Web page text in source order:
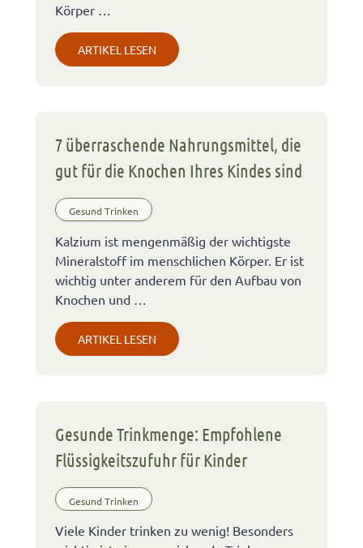
Körper …
ARTIKEL LESEN
7 überraschende Nahrungsmittel, die
gut für die Knochen Ihres Kindes sind
Gesund Trinken
Kalzium ist mengenmäßig der wichtigste
Mineralstoff im menschlichen Körper. Er ist
wichtig unter anderem für den Aufbau von
Knochen und …
ARTIKEL LESEN
Gesunde Trinkmenge: Empfohlene
Flüssigkeitszufuhr für Kinder
Gesund Trinken
Viele Kinder trinken zu wenig! Besonders